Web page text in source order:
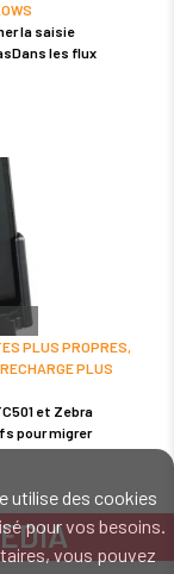
utilise des cookies
pour vos besoins.
vous pouvez
la saisie
les flux
PLUS PROPRES,
PLUS
et Zebra
pour migrer